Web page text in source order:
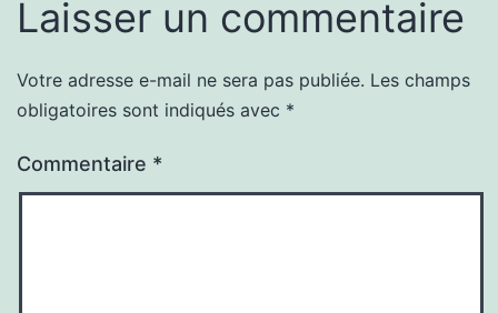
Laisser un commentaire
Votre adresse e-mail ne sera pas publiée. Les champs
obligatoires sont indiqués avec *
Commentaire *